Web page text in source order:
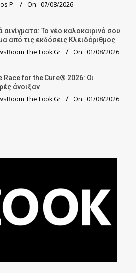
P. On: 07/08/2026
αινίγματα: Το νέο καλοκαιρινό σου
από τις εκδόσεις Κλειδάριθμος
The Look.Gr On: 01/08/2026
Race for the Cure® 2026: Οι
άνοιξαν
The Look.Gr On: 01/08/2026